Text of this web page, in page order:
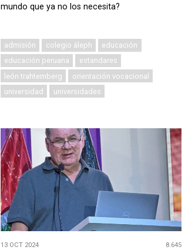
mundo que ya no los necesita?
admisión colegio áleph
educación
educación peruana
estandares
león trahtemberg
orientación vocacional
universidad
universidades
13 OCT 2024 8.645